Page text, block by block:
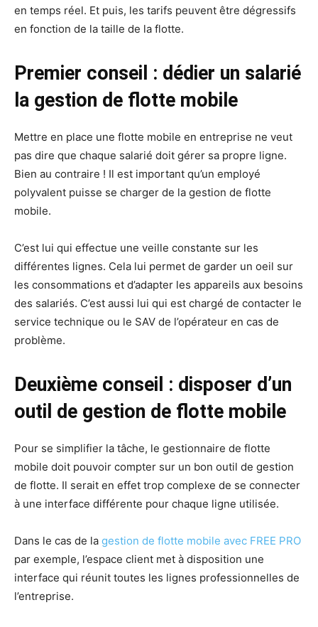
en temps réel. Et puis, les tarifs peuvent être dégressifs
en fonction de la taille de la flotte.
Premier conseil : dédier un salarié
la gestion de flotte mobile
Mettre en place une flotte mobile en entreprise ne veut
pas dire que chaque salarié doit gérer sa propre ligne.
Bien au contraire ! Il est important qu’un employé
polyvalent puisse se charger de la gestion de flotte
mobile.
C’est lui qui effectue une veille constante sur les
différentes lignes. Cela lui permet de garder un oeil sur
les consommations et d’adapter les appareils aux besoins
des salariés. C’est aussi lui qui est chargé de contacter le
service technique ou le SAV de l’opérateur en cas de
problème.
Deuxième conseil : disposer d’un
outil de gestion de flotte mobile
Pour se simplifier la tâche, le gestionnaire de flotte
mobile doit pouvoir compter sur un bon outil de gestion
de flotte. Il serait en effet trop complexe de se connecter
à une interface différente pour chaque ligne utilisée.
Dans le cas de la gestion de flotte mobile avec FREE PRO
par exemple, l’espace client met à disposition une
interface qui réunit toutes les lignes professionnelles de
l’entreprise.